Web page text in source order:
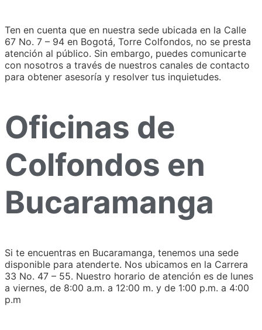
Ten en cuenta que en nuestra sede ubicada en la Calle
67 No. 7 – 94 en Bogotá, Torre Colfondos, no se presta
atención al público. Sin embargo, puedes comunicarte
con nosotros a través de nuestros canales de contacto
para obtener asesoría y resolver tus inquietudes.
Oficinas de
Colfondos en
Bucaramanga
Si te encuentras en Bucaramanga, tenemos una sede
disponible para atenderte. Nos ubicamos en la Carrera
33 No. 47 – 55. Nuestro horario de atención es de lunes
a viernes, de 8:00 a.m. a 12:00 m. y de 1:00 p.m. a 4:00
p.m